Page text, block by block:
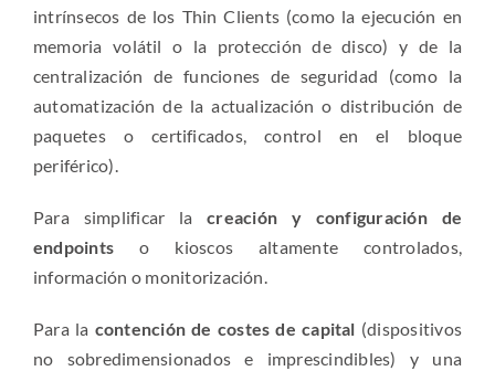
intrínsecos de los Thin Clients (como la ejecución en
memoria volátil o la protección de disco) y de la
centralización de funciones de seguridad (como la
automatización de la actualización o distribución de
paquetes o certificados, control en el bloque
periférico).
Para simplificar lacreación y configuración de
endpoints o kioscos altamente controlados,
información o monitorización.
Para la contención de costes de capital (dispositivos
no sobredimensionados e imprescindibles) y una